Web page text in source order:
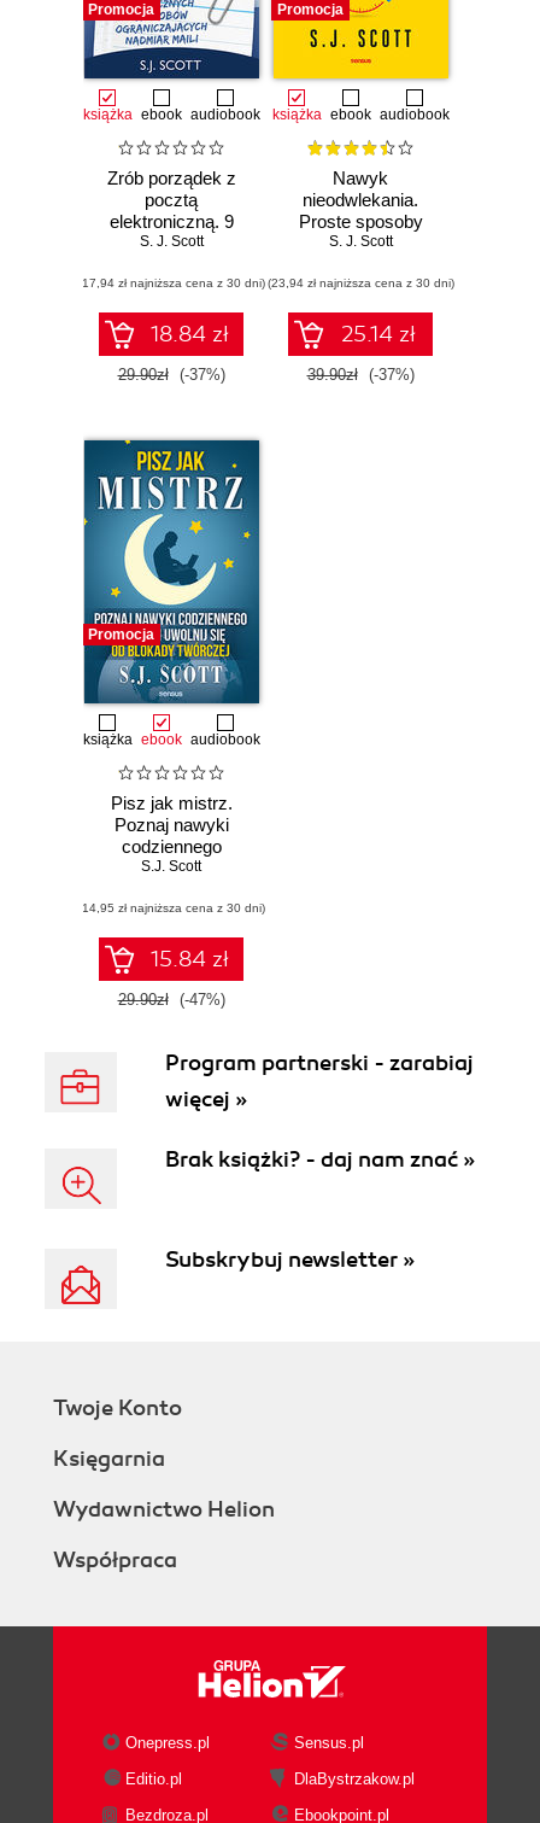
Promocja
książka ebook audiobook
Zrób porządek z
pocztą
elektroniczną. 9
skutecznych
ograniczających
nadmiar maili
S. J. Scott
(17,94 zł najniższa cena z 30 dni)
18.84 zł
29.90zł (-37%)
Promocja
książka ebook audiobook
Nawyk
nieodwlekania.
Proste sposoby
pokonania
S. J. Scott
(23,94 zł najniższa cena z 30 dni)
25.14 zł
39.90zł (-37%)
Promocja
książka ebook audiobook
Pisz jak mistrz.
Poznaj nawyki
codziennego
pisania i uwolnij się
twórczej
S.J. Scott
(14,95 zł najniższa cena z 30 dni)
15.84 zł
29.90zł (-47%)
Program partnerski - zarabiaj
więcej »
Brak książki? - daj nam znać »
Subskrybuj newsletter »
Twoje Konto
Księgarnia
Wydawnictwo Helion
Współpraca
Onepress.pl
Sensus.pl
Editio.pl
DlaBystrzakow.pl
Bezdroza.pl
Ebookpoint.pl